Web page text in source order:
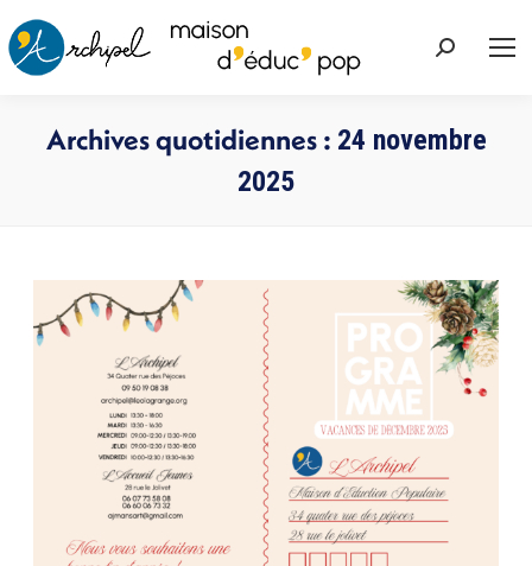
Recherche
Archives quotidiennes : 24 novembre
2025